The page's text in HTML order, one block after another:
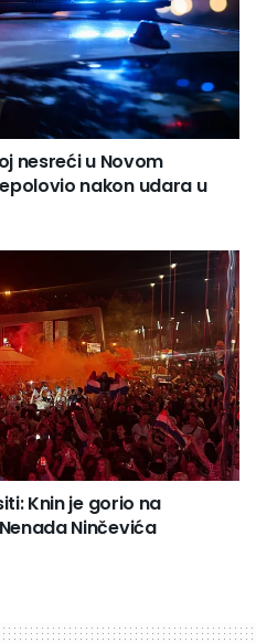
nesreći u Novom
nakon udara u
Knin je gorio na
Ninčevića